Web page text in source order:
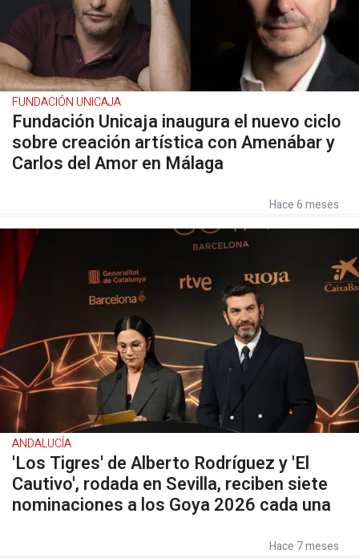
FUNDACIÓN UNICAJA
Fundación Unicaja inaugura el nuevo ciclo
sobre creación artística con Amenábar y
Carlos del Amor en Málaga
Hace 6 meses
ANDALUCÍA
'Los Tigres' de Alberto Rodríguez y 'El
Cautivo', rodada en Sevilla, reciben siete
nominaciones a los Goya 2026 cada una
Hace 7 meses